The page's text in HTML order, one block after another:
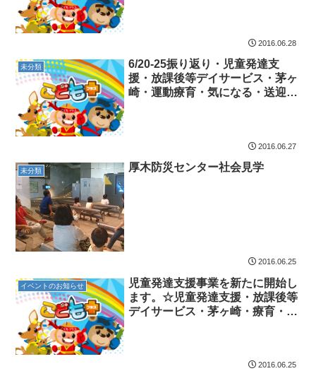
2016.06.28
未分類
6/20-25振り返り・児童発達支
援・放課後等デイサービス・茅ヶ
崎・運動療育・気になる・送迎・
2016.06.27
未分類 厚木防災センター社会見学
2016.06.25
イベントのお知らせ
児童発達支援事業を新たに開始し
ます。☆児童発達支援・放課後等
デイサービス・茅ヶ崎・療育・送
2016.06.25